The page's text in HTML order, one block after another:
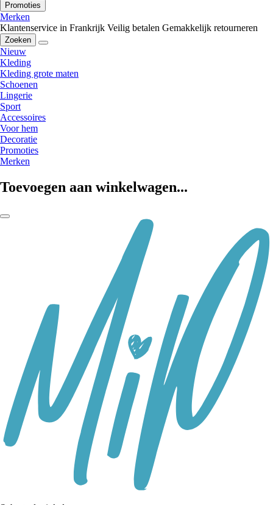
Promoties
Merken
Klantenservice in Frankrijk Veilig betalen Gemakkelijk retourneren
Zoeken
Nieuw
Kleding
Kleding grote maten
Schoenen
Lingerie
Sport
Accessoires
Voor hem
Decoratie
Promoties
Merken
Toevoegen aan winkelwagen...